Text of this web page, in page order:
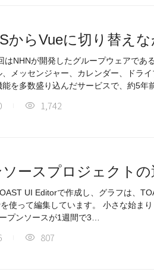
からVueに切り替え
はNHNが開発したグループウェアで
、メッセンジャー、カレンダー、ドラ
を多数盛り込んだサービスで、約5年
1,742
ースプロジェクトの
UI Editorで作成し、グラフは、
使って編集しています。 小さな始ま
プンソースが1週間で3…
807